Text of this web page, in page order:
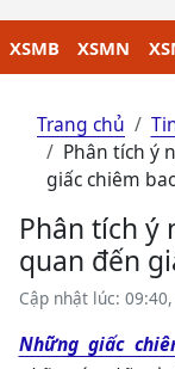
XSMB XSMN
Trang chủ
Phân tích ý
giấc chiêm
Phân tích ý
quan đến
Cập nhật lúc:
Những giấc